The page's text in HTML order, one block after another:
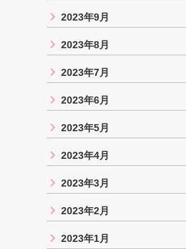
2023年9月
2023年8月
2023年7月
2023年6月
2023年5月
2023年4月
2023年3月
2023年2月
2023年1月